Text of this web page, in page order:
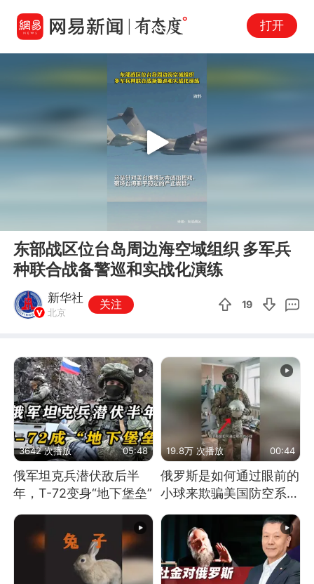
打开
Play
东部战区位台岛周边海空域组织 多军兵
种联合战备警巡和实战化演练
新华社
北京
关注 19
3642 次播放 05:48
俄军坦克兵潜伏敌后半
年，T-72变身“地下堡垒”
19.8万 次播放 00:44
俄罗斯是如何通过眼前的
小球来欺骗美国防空系统
的